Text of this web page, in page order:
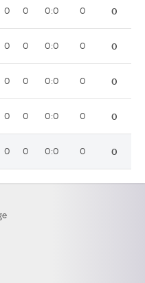
0 0 0:0 0 0
0 0 0:0 0 0
0 0 0:0 0 0
0 0 0:0 0 0
0 0 0:0 0 0